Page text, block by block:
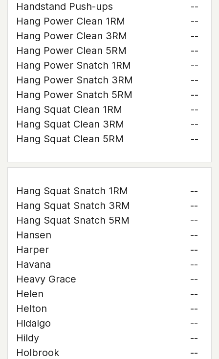
Handstand Push-ups
--
Hang Power Clean 1RM
--
Hang Power Clean 3RM
--
Hang Power Clean 5RM
--
Hang Power Snatch 1RM
--
Hang Power Snatch 3RM
--
Hang Power Snatch 5RM
--
Hang Squat Clean 1RM
--
Hang Squat Clean 3RM
--
Hang Squat Clean 5RM
--
Hang Squat Snatch 1RM
--
Hang Squat Snatch 3RM
--
Hang Squat Snatch 5RM
--
Hansen
--
Harper
--
Havana
--
Heavy Grace
--
Helen
--
Helton
--
Hidalgo
--
Hildy
--
Holbrook
--